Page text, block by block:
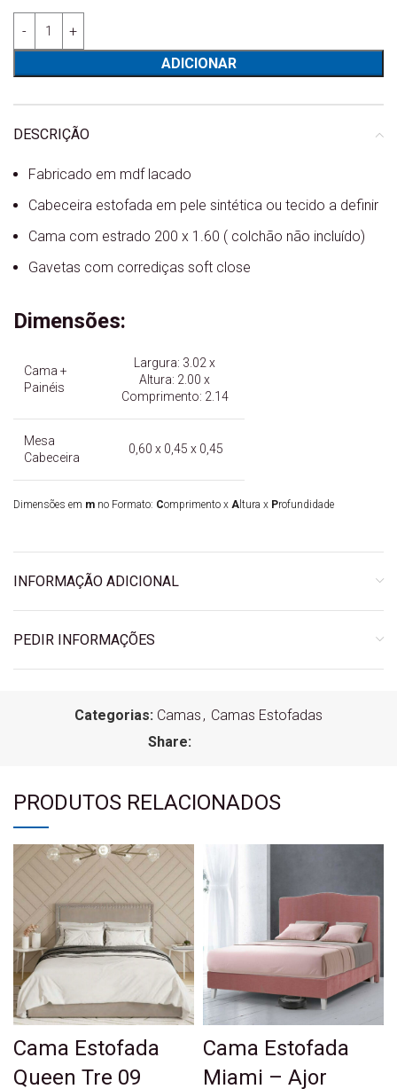
Quantidade de Cama Casal Luanda lacado + mesas cabeceira
ADICIONAR
DESCRIÇÃO
Fabricado em mdf lacado
Cabeceira estofada em pele sintética ou tecido a definir
Cama com estrado 200 x 1.60 ( colchão não incluído)
Gavetas com corrediças soft close
Dimensões:
Cama +
Painéis
Largura: 3.02 x
Altura: 2.00 x
Comprimento: 2.14
Mesa
Cabeceira
0,60 x 0,45 x 0,45
Dimensões em m no Formato: Comprimento x A ltura x Profundidade
INFORMAÇÃO ADICIONAL
PEDIR INFORMAÇÕES
Categorias: Camas , Camas Estofadas
Share:
PRODUTOS RELACIONADOS
Cama Estofada
Queen Tre 09
Cama Estofada
Miami – Ajor